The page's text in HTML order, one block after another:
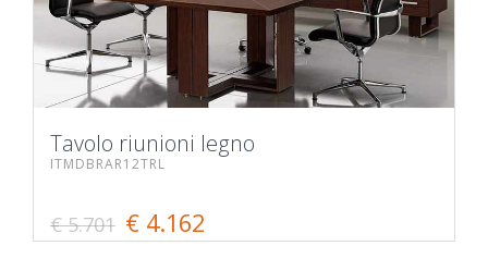
Tavolo riunioni legno
ITMDBRAR12TRL
€ 5.701 € 4.162